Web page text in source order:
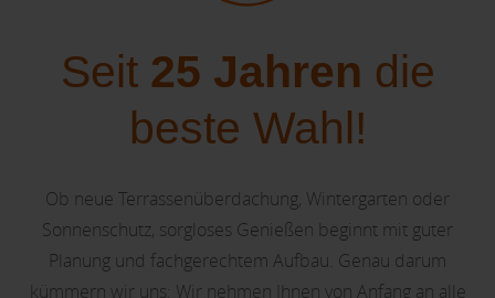
Seit 25 Jahren die
beste Wahl!
Ob neue Terrassenüberdachung, Wintergarten oder
Sonnenschutz, sorgloses Genießen beginnt mit guter
Planung und fachgerechtem Aufbau. Genau darum
kümmern wir uns: Wir nehmen Ihnen von Anfang an alle